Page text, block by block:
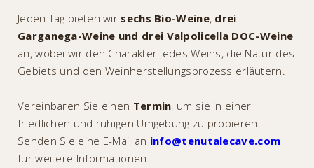
Jeden Tag bieten wir sechs Bio-Weine, drei
Garganega-Weine und drei Valpolicella DOC-Weine
an, wobei wir den Charakter jedes Weins, die Natur des
Gebiets und den Weinherstellungsprozess erläutern.
Vereinbaren Sie einen Termin, um sie in einer
friedlichen und ruhigen Umgebung zu probieren.
Senden Sie eine E-Mail an info@tenutalecave.com
für weitere Informationen.